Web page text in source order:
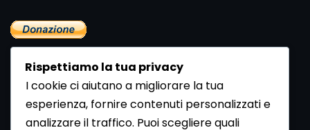
Rispettiamo la tua privacy
I cookie ci aiutano a migliorare la tua
esperienza, fornire contenuti personalizzati e
analizzare il traffico. Puoi scegliere quali